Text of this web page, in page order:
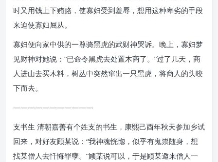
时又用钱上下贿赂，使寡妇受到羞辱，想用这种卑劣的手段
来迫使寡妇屈从。
寡妇便向家中供的一尊骑黑虎的武财神哭诉。晚上，寡妇梦
见财神对她说：“已命令黑虎去处置木商了。”过了几天，商
人进山去买木料，树丛中突然窜出一只黑虎，将商人的头咬
下而去。
———————————
支书生 清朝嘉善有个姓支的书生，康熙己酉年秋天参加乡试
回来，对好友顾某说：“我神魂恍惚，似乎有鬼祟随身，想
找某僧人去忏悔罪孽。”顾某说可以，于是顾某邀来僧人一